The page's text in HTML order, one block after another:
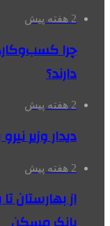
2 هفته پیش
چرا
دارند؟
2 هفته پیش
دیدار وزیر
2 هفته پیش
از بهارستان